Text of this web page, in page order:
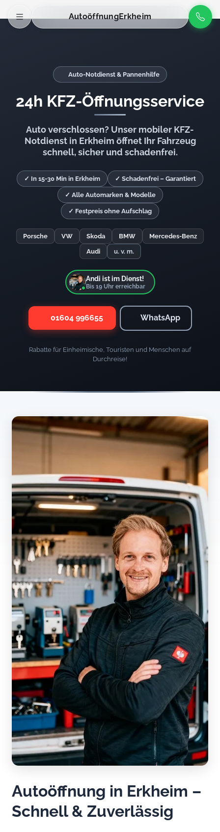
AutoöffnungErkheim
Auto-Notdienst & Pannenhilfe
24h KFZ-Öffnungsservice
Auto verschlossen? Unser mobiler KFZ-
Notdienst in Erkheim öffnet Ihr Fahrzeug
schnell, sicher und schadenfrei.
✓ In 15-30 Min in Erkheim ✓ Schadenfrei – Garantiert
✓ Alle Automarken & Modelle
✓ Festpreis ohne Aufschlag
Porsche VW Skoda BMW Mercedes-Benz
Audi u. v. m.
Andi ist im Dienst!
Bis 19Uhr erreichbar
01604 996655 WhatsApp
Rabatte für Einheimische, Touristen und Menschen auf
Durchreise!
Autoöffnung in Erkheim –
Schnell & Zuverlässig